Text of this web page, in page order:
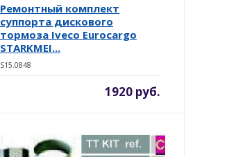
Ремонтный комплект
суппорта дискового
тормоза Iveco Eurocargo
STARKMEI...
S15.0848
1920 руб.